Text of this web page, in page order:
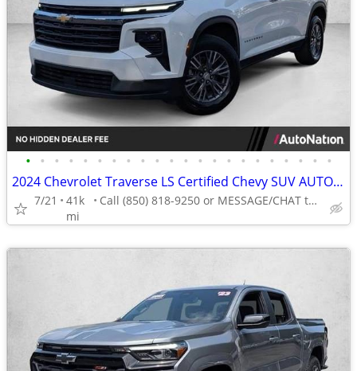
• • • • • • • • • • • • • • • • • • • • • •
2024 Chevrolet Traverse LS Certified Chevy SUV AUTONATION
7/21
41k
mi
Call (850) 818-9250 or MESSAGE/CHAT to confirm availability